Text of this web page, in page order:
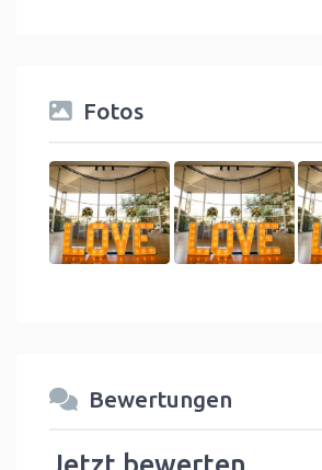
Fotos
Bewertungen